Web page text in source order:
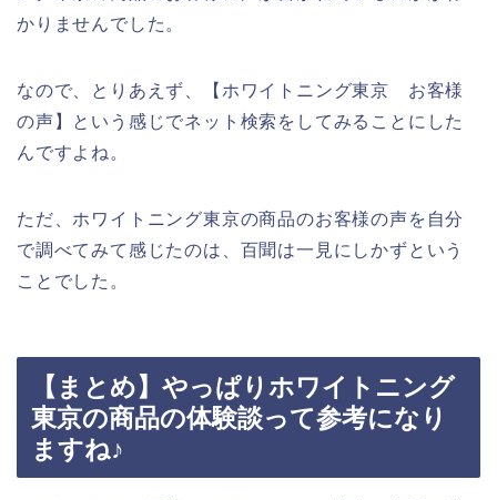
かりませんでした。
なので、とりあえず、【ホワイトニング東京 お客様
の声】という感じでネット検索をしてみることにした
んですよね。
ただ、ホワイトニング東京の商品のお客様の声を自分
で調べてみて感じたのは、百聞は一見にしかずという
ことでした。
【まとめ】やっぱりホワイトニング
東京の商品の体験談って参考になり
ますね♪